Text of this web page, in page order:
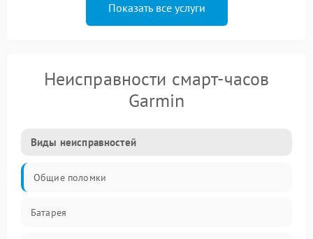
Показать все услуги
Неисправности смарт-часов
Garmin
Виды неисправностей
Общие поломки
Батарея